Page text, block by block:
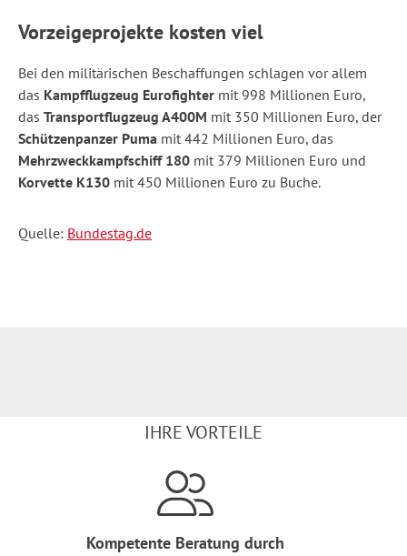
Vorzeigeprojekte kosten viel
Bei den militärischen Beschaffungen schlagen vor allem
das Kampfflugzeug Eurofighter mit 998 Millionen Euro,
das Transportflugzeug A400M mit 350 Millionen Euro, der
Schützenpanzer Puma mit 442 Millionen Euro, das
Mehrzweckkampfschiff 180 mit 379 Millionen Euro und
Korvette K130 mit 450 Millionen Euro zu Buche.
Quelle: Bundestag.de
IHRE VORTEILE
Kompetente Beratung durch